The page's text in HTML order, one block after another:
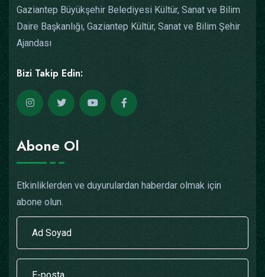
Gaziantep Büyükşehir Belediyesi Kültür, Sanat ve Bilim
Daire Başkanlığı, Gaziantep Kültür, Sanat ve Bilim Şehir
Ajandası
Bizi Takip Edin:
Abone Ol
Etkinliklerden ve duyurulardan haberdar olmak için
abone olun.